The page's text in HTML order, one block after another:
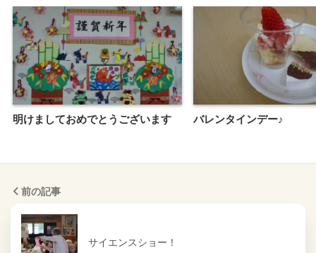
明けましておめでとうございます バレンタインデー♪
前の記事
サイエンスショー！